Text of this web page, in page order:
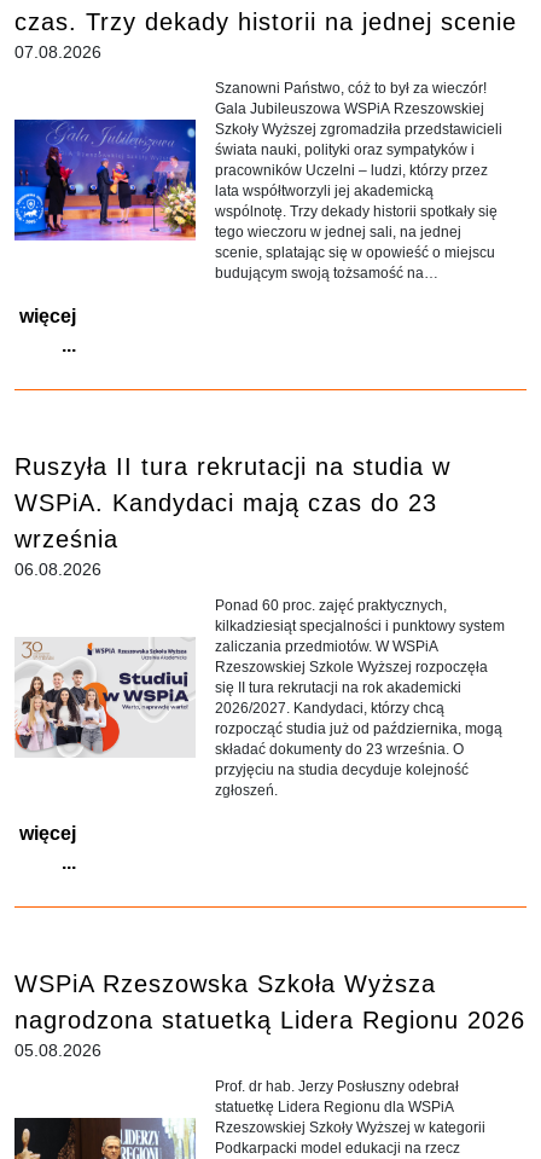
czas. Trzy dekady historii na jednej scenie
07.08.2026
Szanowni Państwo, cóż to był za wieczór!
Gala Jubileuszowa WSPiA Rzeszowskiej
Szkoły Wyższej zgromadziła przedstawicieli
świata nauki, polityki oraz sympatyków i
pracowników Uczelni – ludzi, którzy przez
lata współtworzyli jej akademicką
wspólnotę. Trzy dekady historii spotkały się
tego wieczoru w jednej sali, na jednej
scenie, splatając się w opowieść o miejscu
budującym swoją tożsamość na
więcej
...
Ruszyła II tura rekrutacji na studia w
WSPiA. Kandydaci mają czas do 23
września
06.08.2026
Ponad 60 proc. zajęć praktycznych,
kilkadziesiąt specjalności i punktowy system
zaliczania przedmiotów. W WSPiA
Rzeszowskiej Szkole Wyższej rozpoczęła
się II tura rekrutacji na rok akademicki
2026/2027. Kandydaci, którzy chcą
rozpocząć studia już od października, mogą
składać dokumenty do 23 września. O
przyjęciu na studia decyduje kolejność
zgłoszeń.
więcej
...
WSPiA Rzeszowska Szkoła Wyższa
nagrodzona statuetką Lidera Regionu 2026
05.08.2026
Prof. dr hab. Jerzy Posłuszny odebrał
statuetkę Lidera Regionu dla WSPiA
Rzeszowskiej Szkoły Wyższej w kategorii
Podkarpacki model edukacji na rzecz